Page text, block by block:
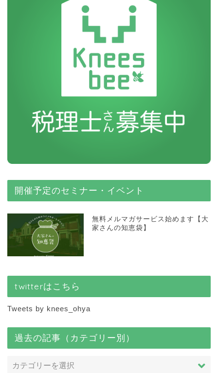
開催予定のセミナー・イベント
無料メルマガサービス始めます【大
家さんの知恵袋】
twitterはこちら
Tweets by knees_ohya
過去の記事（カテゴリー別）